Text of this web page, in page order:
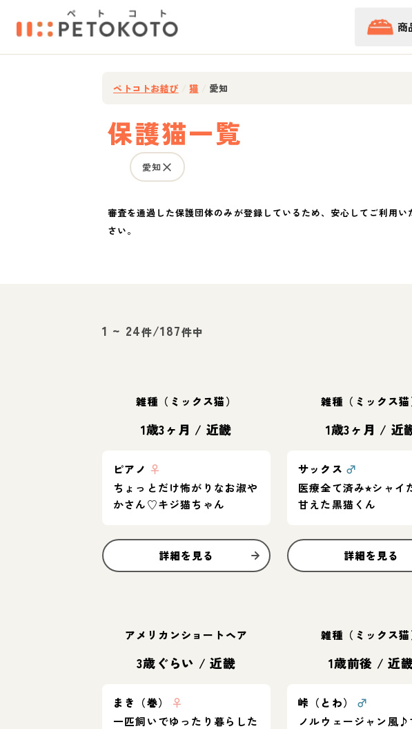
商
ペトコトお結び 猫 愛知
保護猫一覧
愛知
審査を通過した保護団体のみが登録しているため、安心してご利用
さい。
1 ~ 24件/187件中
雑種（ミックス猫）
1歳3ヶ月 / 近畿
ピアノ ♀
ちょっとだけ怖がりなお淑や
かさん♡キジ猫ちゃん
詳細を見る
雑種（ミックス猫
1歳3ヶ月 / 近
サックス ♂
医療全て済み⭐︎シャイ
甘えた黒猫くん
詳細を見る
アメリカンショートヘア
3歳ぐらい /近畿
まき（巻）
♀
一匹飼いでゆったり暮らした
雑種（ミックス猫
1歳前後 /近
峠（とわ）
♂
ノルウェージャン風♪